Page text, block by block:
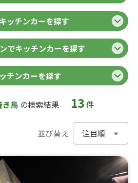
ッチンカーを探す
でキッチンカーを探す
チンカーを探す
き鳥 の検索結果 13 件
並び替え